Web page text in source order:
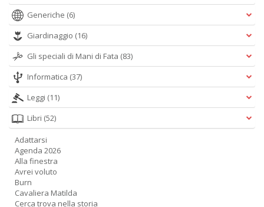
Generiche (6)
Giardinaggio (16)
Gli speciali di Mani di Fata (83)
Informatica (37)
Leggi (11)
Libri (52)
Adattarsi
Agenda 2026
Alla finestra
Avrei voluto
Burn
Cavaliera Matilda
Cerca trova nella storia